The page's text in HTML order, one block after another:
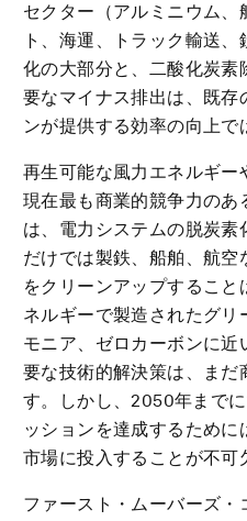
セクター（アルミニウム、
ト、海運、トラック輸送
化の大部分と、二酸化炭
要なマイナス排出は、既存
ンが提供する効率の向上で
再生可能な風力エネルギー
現在最も商業的競争力の
は、電力システムの脱炭
だけでは製鉄、船舶、航
をクリーンアップするこ
ネルギーで製造されたグ
モニア、ゼロカーボンに
要な技術的解決策は、ま
す。しかし、2050年まで
ッションを達成するため
市場に投入することが不可
ファースト・ムーバーズ・